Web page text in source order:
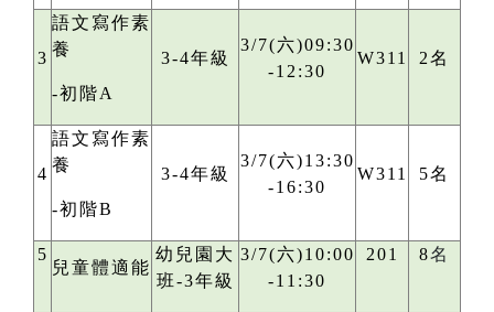
3
語文寫作素
養
-初階A
3-4年級
3/7(六)09:30
-12:30
W311 2名
4
語文寫作素
養
-初階B
3-4年級
3/7(六)13:30
-16:30
W311 5名
5
兒童體適能
幼兒園大
班-3年級
3/7(六)10:00
-11:30
201 8名